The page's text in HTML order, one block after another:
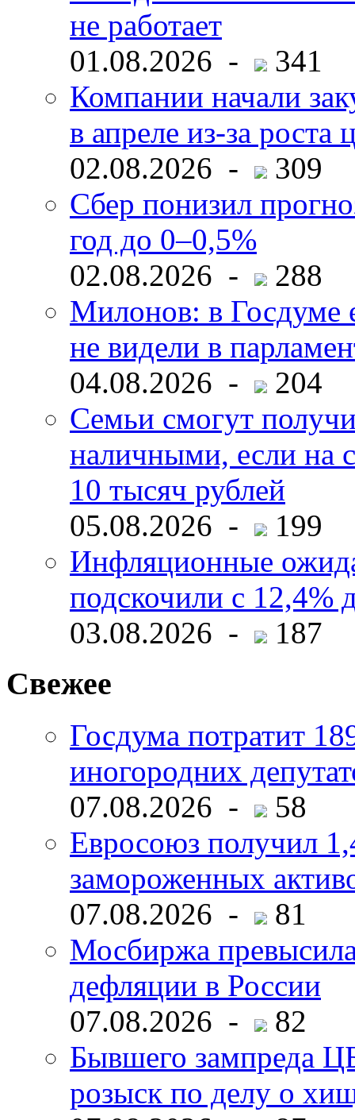
не работает
01.08.2026 -
341
Компании начали
в апреле из-за роста
02.08.2026 -
309
Сбер понизил
год до 0–0,5%
02.08.2026 -
288
Милонов: в Госдуме
не видели в
04.08.2026 -
204
Семьи смогут
наличными, если на
10 тысяч рублей
05.08.2026 -
199
Инфляционные
подскочили с 12,4%
03.08.2026 -
187
Свежее
Госдума потратит
иногородних
07.08.2026 -
58
Евросоюз получил
замороженных
07.08.2026 -
81
Мосбиржа
дефляции в России
07.08.2026 -
82
Бывшего зампреда
розыск по делу о